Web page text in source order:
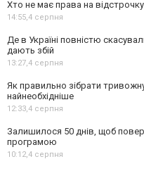
Хто не має права на
14:55,4 серпня
Де в Україні повністю
дають збій
13:27,4 серпня
Як правильно зібрати
найнеобхідніше
12:33,4 серпня
Залишилося 50 днів, щоб
програмою
10:12,4 серпня